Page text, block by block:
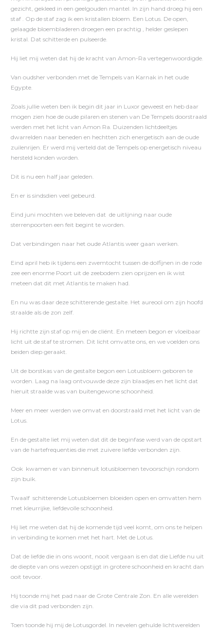
gezicht, gekleed in een geelgouden mantel. In zijn hand droeg hij een
staf . Op de staf zag ik een kristallen bloem. Een Lotus. De open,
gelaagde bloembladeren droegen een prachtig , helder geslepen
kristal. Dat schitterde en pulseerde.
Hij liet mij weten dat hij de kracht van Amon-Ra vertegenwoordigde.
Van oudsher verbonden met de Tempels van Karnak in het oude
Egypte.
Zoals jullie weten ben ik begin dit jaar in Luxor geweest en heb daar
mogen zien hoe de oude pilaren en stenen van De Tempels doorstraald
werden met het licht van Amon Ra. Duizenden lichtdeeltjes
dwarrelden naar beneden en hechtten zich energetisch aan de oude
zuilenrijen. Er werd mij verteld dat de Tempels op energetisch niveau
hersteld konden worden.
Dit is nu een half jaar geleden.
En er is sindsdien veel gebeurd.
Eind juni mochten we beleven dat de uitlijning naar oude
sterrenpoorten een feit begint te worden.
Dat verbindingen naar het oude Atlantis weer gaan werken.
Eind april heb ik tijdens een zwemtocht tussen de dolfijnen in de rode
zee een enorme Poort uit de zeebodem zien oprijzen en ik wist
meteen dat dit met Atlantis te maken had.
En nu was daar deze schitterende gestalte. Het aureool om zijn hoofd
straalde als de zon zelf.
Hij richtte zijn staf op mij en de cliënt. En meteen begon er vloeibaar
licht uit de staf te stromen. Dit licht omvatte ons, en we voelden ons
beiden diep geraakt.
Uit de borstkas van de gestalte begon een Lotusbloem geboren te
worden. Laag na laag ontvouwde deze zijn blaadjes en het licht dat
hieruit straalde was van buitengewone schoonheid.
Meer en meer werden we omvat en doorstraald met het licht van de
Lotus.
En de gestalte liet mij weten dat dit de beginfase werd van de opstart
van de hartefrequenties die met zuivere liefde verbonden zijn.
Ook kwamen er van binnenuit lotusbloemen tevoorschijn rondom
zijn buik.
Twaalf schitterende Lotusbloemen bloeiden open en omvatten hem
met kleurrijke, liefdevolle schoonheid.
Hij liet me weten dat hij de komende tijd veel komt, om ons te helpen
in verbinding te komen met het hart. Met de Lotus.
Dat de liefde die in ons woont, nooit vergaan is en dat die Liefde nu uit
de diepte van ons wezen opstijgt in grotere schoonheid en kracht dan
ooit tevoor.
Hij toonde mij het pad naar de Grote Centrale Zon. En alle werelden
die via dit pad verbonden zijn.
Toen toonde hij mij de Lotusgordel. In nevelen gehulde lichtwerelden